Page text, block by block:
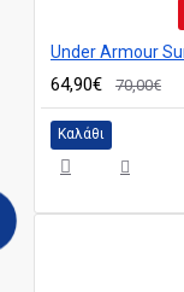
64,90€ 70,00€
Καλάθι